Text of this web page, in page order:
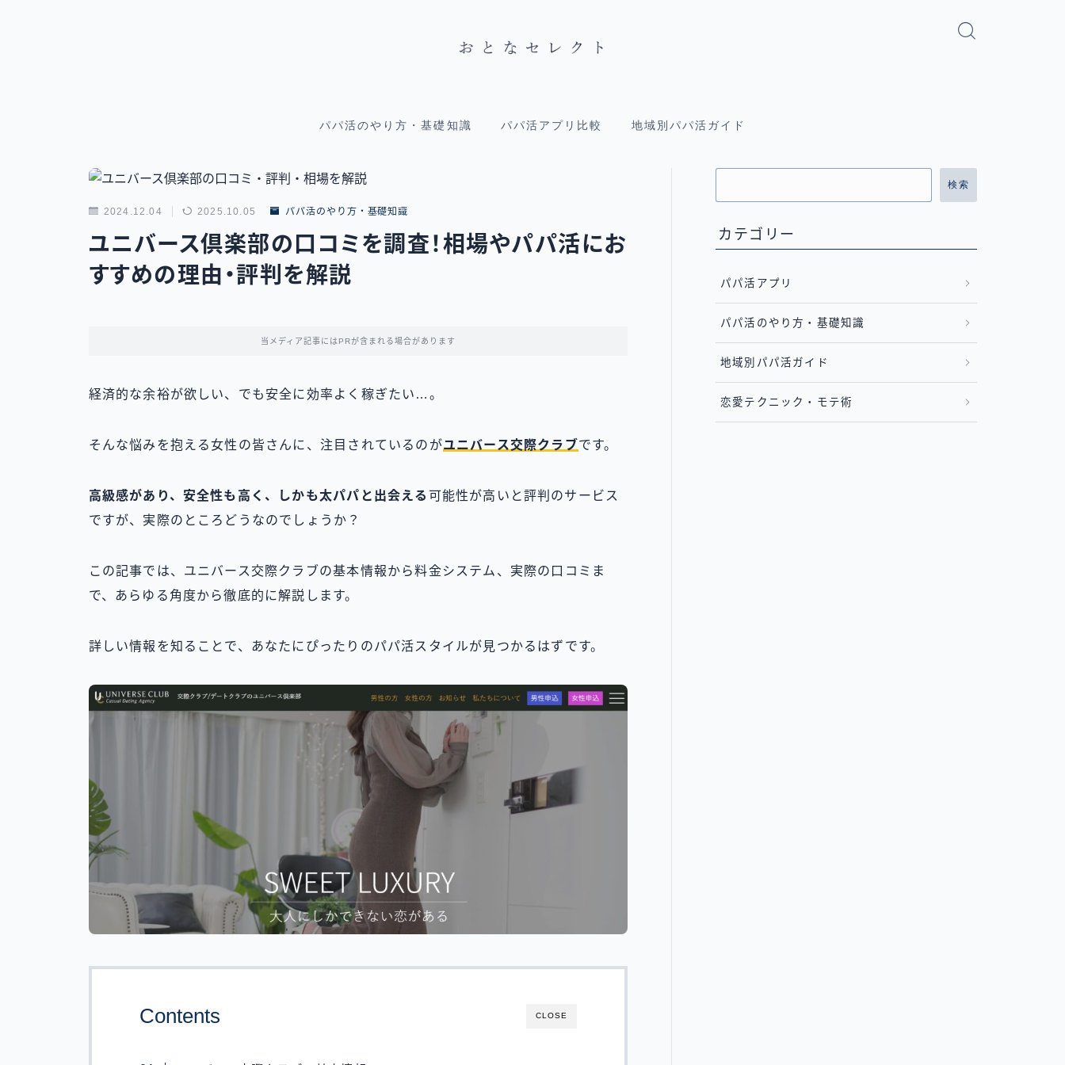
パパ活のやり方・基礎知識 パパ活アプリ比較 地域別パパ活ガイド
2024.12.04 2025.10.05 パパ活のやり方・基礎知識
ユニバース倶楽部の口コミを調査！相場やパパ活にお
すすめの理由・評判を解説
当メディア記事にはPRが含まれる場合があります
経済的な余裕が欲しい、でも安全に効率よく稼ぎたい…。
そんな悩みを抱える女性の皆さんに、注目されているのがユニバース交際クラブ です。
高級感があり、安全性も高く、しかも太パパと出会える 可能性が高いと評判のサービス
ですが、実際のところどうなのでしょうか？
この記事では、ユニバース交際クラブの基本情報から料金システム、実際の口コミま
で、あらゆる角度から徹底的に解説します。
詳しい情報を知ることで、あなたにぴったりのパパ活スタイルが見つかるはずです。
CLOSE
Contents
検索
カテゴリー
パパ活アプリ
パパ活のやり方・基礎知識
地域別パパ活ガイド
恋愛テクニック・モテ術